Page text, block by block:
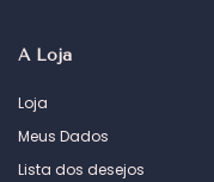
A Loja
Loja
Meus Dados
Lista dos desejos